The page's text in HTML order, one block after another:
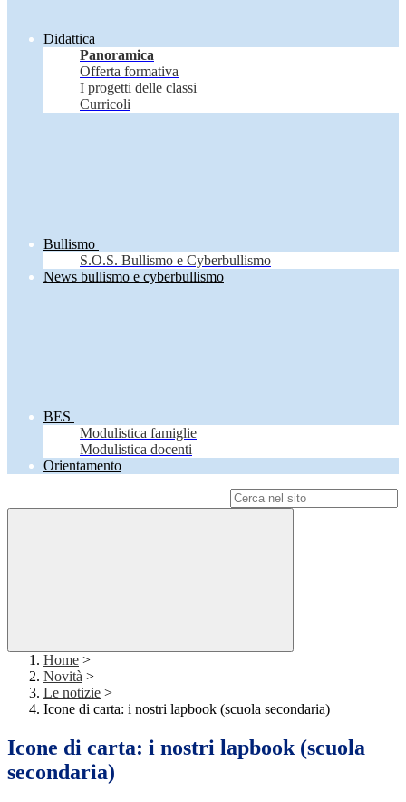
Didattica
Panoramica
Offerta formativa
I progetti delle classi
Curricoli
Bullismo
S.O.S. Bullismo e Cyberbullismo
News bullismo e cyberbullismo
BES
Modulistica famiglie
Modulistica docenti
Orientamento
Home >
Novità >
Le notizie >
Icone di carta: i nostri lapbook (scuola secondaria)
Icone di carta: i nostri lapbook (scuola
secondaria)